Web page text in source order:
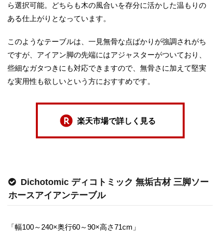
ら選択可能。どちらも木の風合いを存分に活かした温もりの
ある仕上がりとなっています。
このようなテーブルは、一見無骨な点ばかりが強調されがち
ですが、アイアン脚の先端にはアジャスターがついており、
些細なガタつきにも対応できますので、無骨さに加えて堅実
な実用性も欲しいという方におすすめです。
楽天市場で詳しく見る
Dichotomic ディコトミック 無垢古材 三脚ソー
ホースアイアンテーブル
「幅100～240×奥行60～90×高さ71cm」